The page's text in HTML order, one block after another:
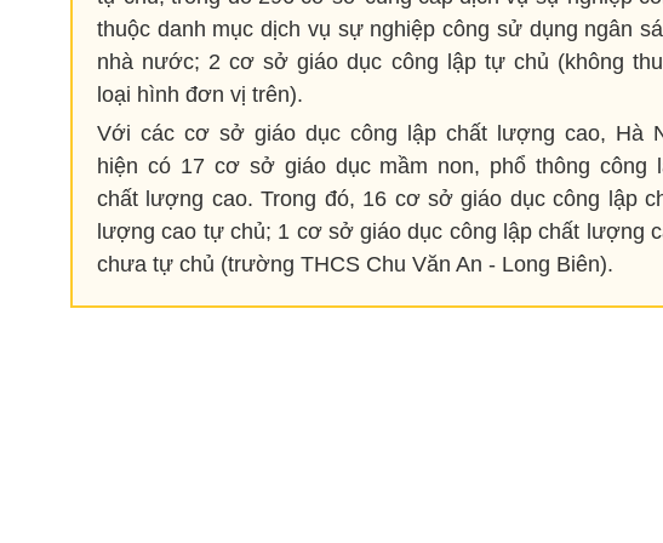
thuộc danh mục dịch vụ sự nghiệp công sử dụng ngân
nhà nước; 2 cơ sở giáo dục công lập tự chủ (không
loại hình đơn vị trên).
Với các cơ sở giáo dục công lập chất lượng cao, Hà
hiện có 17 cơ sở giáo dục mầm non, phổ thông công
chất lượng cao. Trong đó, 16 cơ sở giáo dục công lập
lượng cao tự chủ; 1 cơ sở giáo dục công lập chất lượng
chưa tự chủ (trường THCS Chu Văn An - Long Biên).